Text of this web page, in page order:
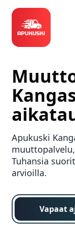
Apukuski
Tuhansia
arvioilla.
Vapaat